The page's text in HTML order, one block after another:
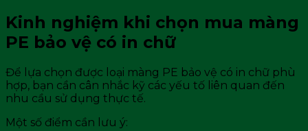
Kinh nghiệm khi chọn mua màng
PE bảo vệ có in chữ
Để lựa chọn được loại màng PE bảo vệ có in chữ phù
hợp, bạn cần cân nhắc kỹ các yếu tố liên quan đến
nhu cầu sử dụng thực tế.
Một số điểm cần lưu ý: